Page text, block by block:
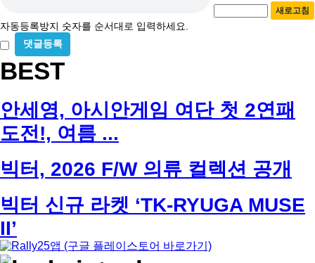
수
록
방
지
새로고침
자동등록방지 숫자를 순서대로 입력하세요.
밀
글
용
BEST
안세영, 아시안게임 여단 첫 2연패
도전!, 여름 ...
빅터, 2026 F/W 의류 컬렉션 공개
빅터 신규 라켓 ‘TK-RYUGA MUSE
II’